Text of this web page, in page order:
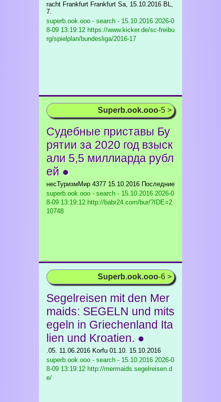
racht Frankfurt Frankfurt Sa, 15.10.2016 BL,
7.
superb.ook.ooo - search - 15.10.2016 2026-0
8-09 13:19:12 https://www.kicker.de/sc-freibu
rg/spielplan/bundesliga/2016-17
Superb.ook.ooo-5 >
Судебные приставы Бу
рятии за 2020 год взыск
али 5,5 миллиарда рубл
ей ●
несТуризмМир 4377 15.10.2016 Последние
superb.ook.ooo - search - 15.10.2016 2026-0
8-09 13:19:12 http://babr24.com/bur/?IDE=2
10748
Superb.ook.ooo-6 >
Segelreisen mit den Mer
maids: SEGELN und mits
egeln in Griechenland Ita
lien und Kroatien. ●
.05. 11.06.2016 Korfu 01.10. 15.10.2016
superb.ook.ooo - search - 15.10.2016 2026-0
8-09 13:19:12 http://mermaids.segelreisen.d
e/